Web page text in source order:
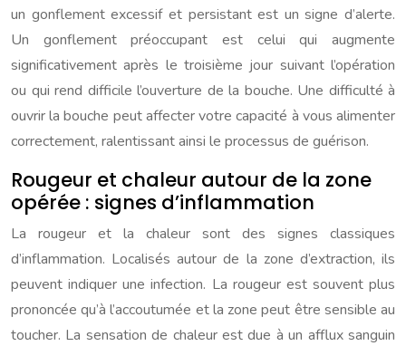
un gonflement excessif et persistant est un signe d’alerte.
Un gonflement préoccupant est celui qui augmente
significativement après le troisième jour suivant l’opération
ou qui rend difficile l’ouverture de la bouche. Une difficulté à
ouvrir la bouche peut affecter votre capacité à vous alimenter
correctement, ralentissant ainsi le processus de guérison.
Rougeur et chaleur autour de la zone
opérée : signes d’inflammation
La rougeur et la chaleur sont des signes classiques
d’inflammation. Localisés autour de la zone d’extraction, ils
peuvent indiquer une infection. La rougeur est souvent plus
prononcée qu’à l’accoutumée et la zone peut être sensible au
toucher. La sensation de chaleur est due à un afflux sanguin